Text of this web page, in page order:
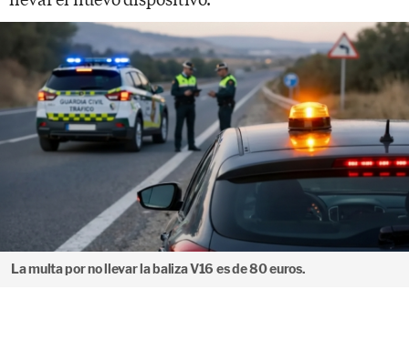
La multa por no llevar la baliza V16 es de 80 euros.